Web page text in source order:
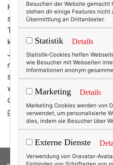
Hast du schon deinen
schon! Und weißt du was:
Tasche darauf. Auch keine
keine teure Gesichtscreme.
Jahr mal was anderes. Nein,
mehr Nächstenliebe. D.h.:
sowieso, und zwar ständig.
was von mir selbst. (Sorry,
dann wieder!)
geschenkt bekommen. Ich
Besuchen der Website gemacht
stehen dir einige Features nicht
Übermittlung an Drittanbieter.
Statistik Details
Statistik-Cookies helfen
wie Besucher mit Webseiten
Informationen anonym
Marketing Details
Marketing Cookies werden von
verwendet, um personalisierte
dies, indem sie Besucher über
Externe Dienste
Verwendung von Gravatar-